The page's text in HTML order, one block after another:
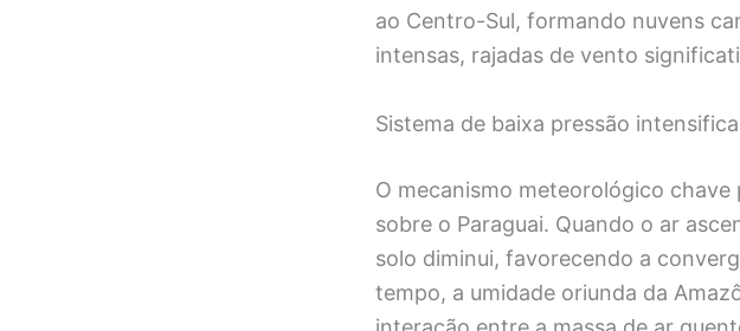
ao Centro-Sul, formando nuvens
intensas, rajadas de vento
Sistema de baixa pressão
O mecanismo meteorológico
sobre o Paraguai. Quando o ar
solo diminui, favorecendo a
tempo, a umidade oriunda da